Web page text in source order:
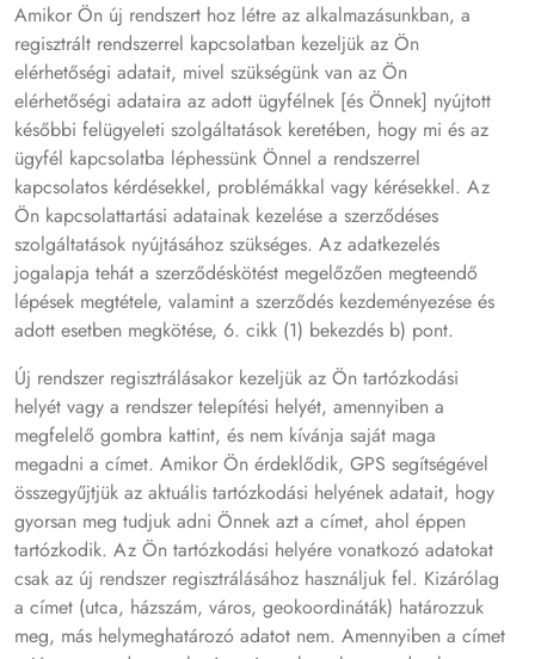
Amikor Ön új rendszert hoz létre az alkalmazásunkban, a
regisztrált rendszerrel kapcsolatban kezeljük az Ön
elérhetőségi adatait, mivel szükségünk van az Ön
elérhetőségi adataira az adott ügyfélnek [és Önnek] nyújtott
későbbi felügyeleti szolgáltatások keretében, hogy mi és az
ügyfél kapcsolatba léphessünk Önnel a rendszerrel
kapcsolatos kérdésekkel, problémákkal vagy kérésekkel. Az
Ön kapcsolattartási adatainak kezelése a szerződéses
szolgáltatások nyújtásához szükséges. Az adatkezelés
jogalapja tehát a szerződéskötést megelőzően megteendő
lépések megtétele, valamint a szerződés kezdeményezése és
adott esetben megkötése, 6. cikk (1) bekezdés b) pont.
Új rendszer regisztrálásakor kezeljük az Ön tartózkodási
helyét vagy a rendszer telepítési helyét, amennyiben a
megfelelő gombra kattint, és nem kívánja saját maga
megadni a címet. Amikor Ön érdeklődik, GPS segítségével
összegyűjtjük az aktuális tartózkodási helyének adatait, hogy
gyorsan meg tudjuk adni Önnek azt a címet, ahol éppen
tartózkodik. Az Ön tartózkodási helyére vonatkozó adatokat
csak az új rendszer regisztrálásához használjuk fel. Kizárólag
a címet (utca, házszám, város, geokoordináták) határozzuk
meg, más helymeghatározó adatot nem. Amennyiben a címet